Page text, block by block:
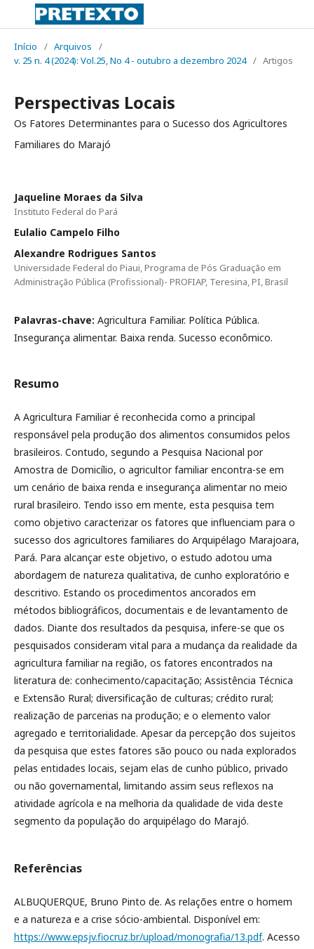
Início / Arquivos
/
v. 25 n. 4 (2024): Vol.25, No 4 - outubro a dezembro 2024 / Artigos
Perspectivas Locais
Os Fatores Determinantes para o Sucesso dos Agricultores
Familiares do Marajó
Jaqueline Moraes da Silva
Instituto Federal do Pará
Eulalio Campelo Filho
Alexandre Rodrigues Santos
Universidade Federal do Piaui, Programa de Pós Graduação em
Administração Pública (Profissional)- PROFIAP, Teresina, PI, Brasil
Palavras-chave: Agricultura Familiar. Política Pública.
Insegurança alimentar. Baixa renda. Sucesso econômico.
Resumo
A Agricultura Familiar é reconhecida como a principal
responsável pela produção dos alimentos consumidos pelos
brasileiros. Contudo, segundo a Pesquisa Nacional por
Amostra de Domicílio, o agricultor familiar encontra-se em
um cenário de baixa renda e insegurança alimentar no meio
rural brasileiro. Tendo isso em mente, esta pesquisa tem
como objetivo caracterizar os fatores que influenciam para o
sucesso dos agricultores familiares do Arquipélago Marajoara,
Pará. Para alcançar este objetivo, o estudo adotou uma
abordagem de natureza qualitativa, de cunho exploratório e
descritivo. Estando os procedimentos ancorados em
métodos bibliográficos, documentais e de levantamento de
dados. Diante dos resultados da pesquisa, infere-se que os
pesquisados consideram vital para a mudança da realidade da
agricultura familiar na região, os fatores encontrados na
literatura de: conhecimento/capacitação; Assistência Técnica
e Extensão Rural; diversificação de culturas; crédito rural;
realização de parcerias na produção; e o elemento valor
agregado e territorialidade. Apesar da percepção dos sujeitos
da pesquisa que estes fatores são pouco ou nada explorados
pelas entidades locais, sejam elas de cunho público, privado
ou não governamental, limitando assim seus reflexos na
atividade agrícola e na melhoria da qualidade de vida deste
segmento da população do arquipélago do Marajó.
Referências
ALBUQUERQUE, Bruno Pinto de. As relações entre o homem
e a natureza e a crise sócio-ambiental. Disponível em:
https://www.epsjv.fiocruz.br/upload/monografia/13.pdf. Acesso